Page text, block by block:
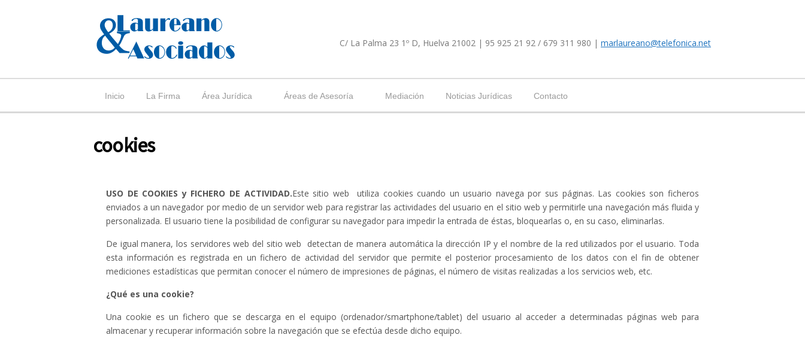
C/ La Palma 23 1º D, Huelva 21002 | 95 925 21 92 / 679 311 980 | marlaureano@telefonica.net
Inicio La Firma Área Jurídica Áreas de Asesoría Mediación Noticias Jurídicas Contacto
cookies
USO DE COOKIES y FICHERO DE ACTIVIDAD.Este sitio web utiliza cookies cuando un usuario navega por sus páginas. Las cookies son ficheros
enviados a un navegador por medio de un servidor web para registrar las actividades del usuario en el sitio web y permitirle una navegación más fluida y
personalizada. El usuario tiene la posibilidad de configurar su navegador para impedir la entrada de éstas, bloquearlas o, en su caso, eliminarlas.
De igual manera, los servidores web del sitio web detectan de manera automática la dirección IP y el nombre de la red utilizados por el usuario. Toda
esta información es registrada en un fichero de actividad del servidor que permite el posterior procesamiento de los datos con el fin de obtener
mediciones estadísticas que permitan conocer el número de impresiones de páginas, el número de visitas realizadas a los servicios web, etc.
¿Qué es una cookie?
Una cookie es un fichero que se descarga en el equipo (ordenador/smartphone/tablet) del usuario al acceder a determinadas páginas web para
almacenar y recuperar información sobre la navegación que se efectúa desde dicho equipo.